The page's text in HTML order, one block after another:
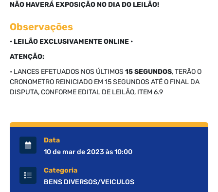
Data
10 de mar de 2023 às 10:00
Categoria
BENS DIVERSOS/VEICULOS
NÃO HAVERÁ EXPOSIÇÃO NO DIA DO LEILÃO!
Observações
• LEILÃO EXCLUSIVAMENTE ONLINE •
ATENÇÃO:
• LANCES EFETUADOS NOS ÚLTIMOS 15 SEGUNDOS, TERÃO O
CRONOMETRO REINICIADO EM 15 SEGUNDOS ATÉ O FINAL DA
DISPUTA, CONFORME EDITAL DE LEILÃO, ITEM 6.9